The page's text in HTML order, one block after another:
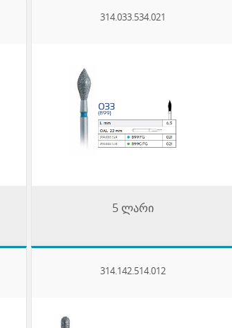
314.033.534.021
5 ლარი
314.142.514.012